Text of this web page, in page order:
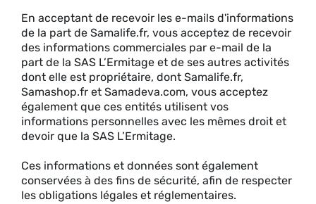
En acceptant de recevoir les e-mails d'informations
de la part de Samalife.fr, vous acceptez de recevoir
des informations commerciales par e-mail de la
part de la SAS L’Ermitage et de ses autres activités
dont elle est propriétaire, dont Samalife.fr,
Samashop.fr et Samadeva.com, vous acceptez
également que ces entités utilisent vos
informations personnelles avec les mêmes droit et
devoir que la SAS L’Ermitage.
Ces informations et données sont également
conservées à des fins de sécurité, afin de respecter
les obligations légales et réglementaires.